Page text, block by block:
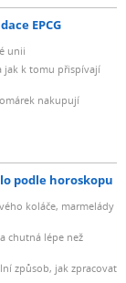
a
režimu. Takže
bude
poskytuje
Díky
skladeb
sofistikovanou
Dálkový
EPCG
unii
jak k tomu přispívají
nakupují
podle horoskopu
koláče, marmelády
chutná lépe než
způsob, jak zpracovat